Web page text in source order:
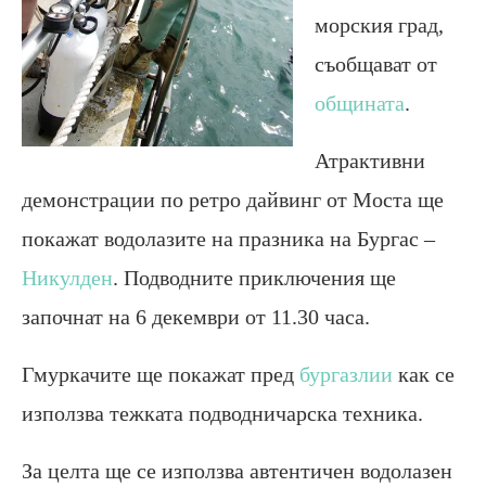
морския град,
съобщават от
общината.
Атрактивни
демонстрации по ретро дайвинг от Моста ще
покажат водолазите на празника на Бургас –
Никулден. Подводните приключения ще
започнат на 6 декември от 11.30 часа.
Гмуркачите ще покажат пред бургазлии как се
използва тежката подводничарска техника.
За целта ще се използва автентичен водолазен